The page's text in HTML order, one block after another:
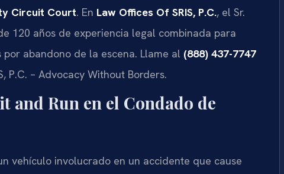
Circuit Court. En Law Offices Of SRIS, P.C., el Sr.
120 años de experiencia legal combinada para
abandono de la escena. Llame al (888) 437-7747
P.C. – Advocacy Without Borders.
and Run en el Condado de
vehículo involucrado en un accidente que cause